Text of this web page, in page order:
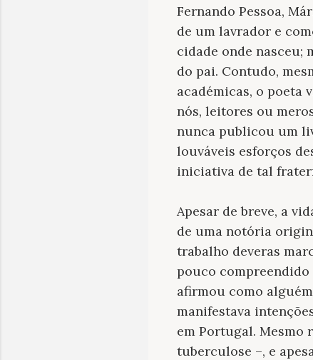
Fernando Pessoa,
de um lavrador e
cidade onde nasceu;
do pai. Contudo,
académicas, o poeta
nós, leitores ou
nunca publicou um
louváveis esforços
iniciativa de tal
Apesar de breve, a
de uma notória
trabalho deveras
pouco compreendido
afirmou como
manifestava
em Portugal. Mesmo
tuberculose –, e